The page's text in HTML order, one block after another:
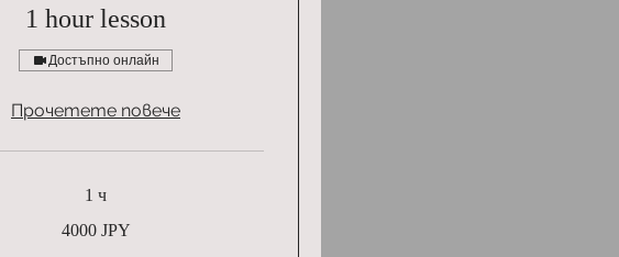
1 hour lesson
Достъпно онлайн
Прочетете повече
1 ч
4000 JPY